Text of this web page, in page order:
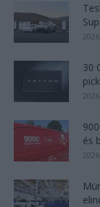
30
és